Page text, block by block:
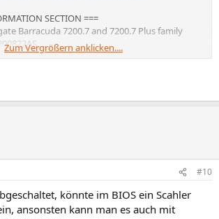
SECTION ===
Barracuda 7200.7 and 7200.7 Plus family
bytes
database [for details use: -P show]
ATAPI-6 T13 1410D revision 2
03 13:52:41 2007 WS
- device has SMART capability.
by OS, trying SMART RETURN STATUS cmd.
option -s with argument 'on' to enable it.
Zum Vergrößern anklicken....
#10
könnte im BIOS ein Scahler
ansonsten kann man es auch mit